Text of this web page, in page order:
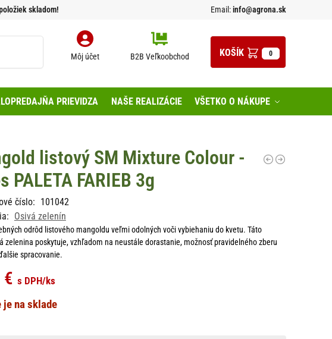
skladom! Email:info@agrona.sk
Môj účet B2B Veľkoobchod 0
PRIEVIDZA NAŠE REALIZÁCIE VŠETKO O NÁKUPE
listový SM Mixture Colour -
PALETA FARIEB 3g
číslo: 101042
Osivá zelenín
odrôd listového mangoldu veľmi odolných voči vybiehaniu do kvetu. Táto
zelenina poskytuje, vzhľadom na neustále dorastanie, možnosť pravidelného zberu
spracovanie.
€ s DPH/ks
je na sklade